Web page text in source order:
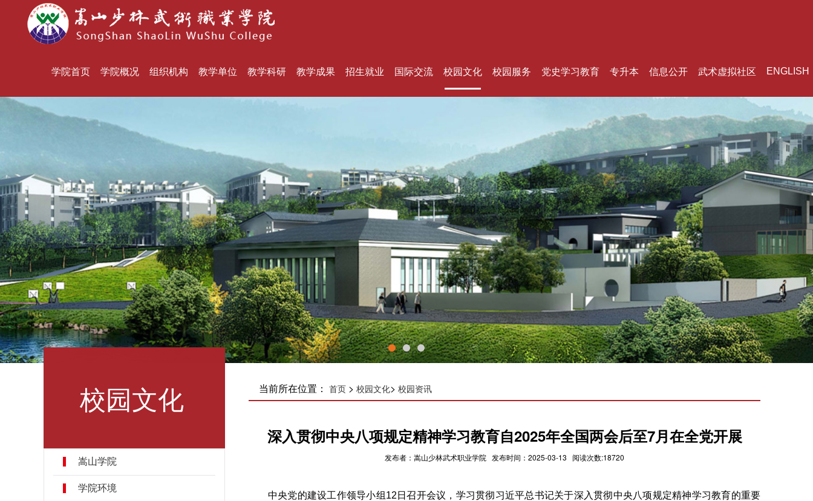
学院首页 学院概况 组织机构 教学单位 教学科研 教学成果 招生就业 国际交流 校园文化 校园服务 党史学习教育 专升本 信息公开 武术虚拟社区 ENGLISH
校园文化
嵩山学院
学院环境
当前所在位置： 首页> 校园文化> 校园资讯
深入贯彻中央八项规定精神学习教育自2025年全国两会后至7月在全党开展
发布者：嵩山少林武术职业学院 发布时间：2025-03-13 阅读次数:18720
中央党的建设工作领导小组12日召开会议，学习贯彻习近平总书记关于深入贯彻中央八项规定精神学习教育的重要